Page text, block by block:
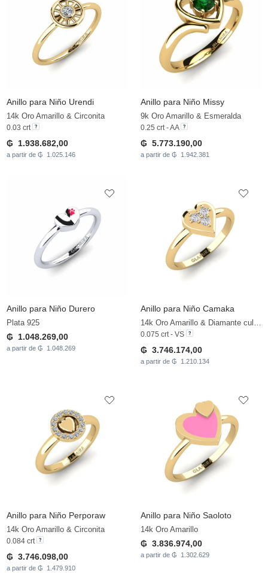
Anillo para Niño Urendi
14k Oro Amarillo & Circonita
0.03 crt
₲ 1.938.682,00
a partir de ₲ 1.025.146
Anillo para Niño Missy
9k Oro Amarillo & Esmeralda
0.25 crt - AA
₲ 5.773.190,00
a partir de ₲ 1.942.381
Anillo para Niño Durero
Plata 925
₲ 1.048.269,00
a partir de ₲ 1.048.269
Anillo para Niño Camaka
14k Oro Amarillo & Diamante cultivado en laboratorio
0.075 crt - VS
₲ 3.746.174,00
a partir de ₲ 1.210.134
Anillo para Niño Perporaw
14k Oro Amarillo & Circonita
0.084 crt
₲ 3.746.098,00
a partir de ₲ 1.479.910
Anillo para Niño Saoloto
14k Oro Amarillo
₲ 3.836.974,00
a partir de ₲ 1.302.629